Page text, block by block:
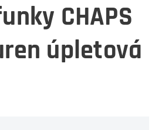
CHAPS
úpletová